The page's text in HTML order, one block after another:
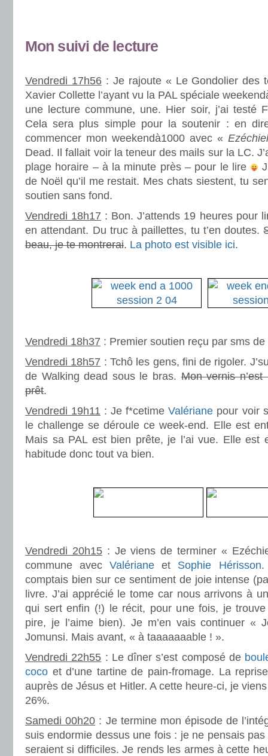
Mon suivi de lecture
Vendredi 17h56: Je rajoute « Le Gondolier des
Xavier Collette l’ayant vu la PAL spéciale
une lecture commune, une. Hier soir, j’ai testé
Cela sera plus simple pour la soutenir : en
commencer mon weekendà1000 avec «
Dead. Il fallait voir la teneur des mails sur la LC.
plage horaire – à la minute près – pour le lire
de Noël qu’il me restait. Mes chats siestent, tu
soutien sans fond.
Vendredi 18h17 : Bon. J’attends 19 heures pour
en attendant. Du truc à paillettes, tu t’en doutes.
beau, je te montrerai. La photo est visible ici.
Vendredi 18h37 : Premier soutien reçu par sms de
Vendredi 18h57 : Tchô les gens, fini de rigoler.
de Walking dead sous le bras.Mon vernis
prêt.
Vendredi 19h11 : Je f*cetimeValériane pour voir
le challenge se déroule ce week-end. Elle est
Mais sa PAL est bien prête, je l’ai vue. Elle est
habitude donc tout va bien.
Vendredi 20h15: Je viens de terminer «
commune avecValériane et Sophie Hérisson.
comptais bien sur ce sentiment de joie intense
livre. J’ai apprécié le tome car nous arrivons à
qui sert enfin (!) le récit, pour une fois, je
pire, je l’aime bien). Je m’en vais continuer «
Jomunsi. Mais avant, « à taaaaaaable ! ».
Vendredi 22h55 : Le dîner s’est composé de
coco et d’une tartine de pain-fromage. La
auprès de Jésus et Hitler. A cette heure-ci, je
26%.
Samedi 00h20 : Je termine mon épisode de
suis endormie dessus une fois : je ne pensais
seraient si difficiles. Je rends les armes à cette